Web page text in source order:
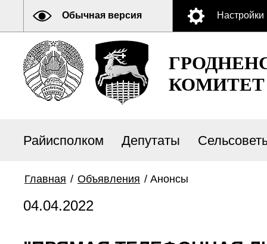
Обычная версия Настройки
КОМИТЕТ
Райисполком Депутаты
Главная / Объявления / Анонсы
04.04.2022